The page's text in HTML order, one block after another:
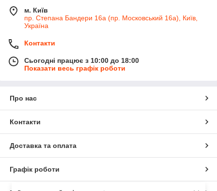
м. Київ
пр. Степана Бандери 16а (пр. Московський 16а), Київ,
Україна
Контакти
Сьогодні працює з 10:00 до 18:00
Показати весь графік роботи
Про нас
Контакти
Доставка та оплата
Графік роботи